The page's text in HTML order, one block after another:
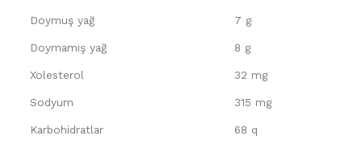
Doymuş yağ 7 g
Doymamış yağ 8 g
Xolesterol 32 mg
Sodyum 315 mg
Karbohidratlar 68 q